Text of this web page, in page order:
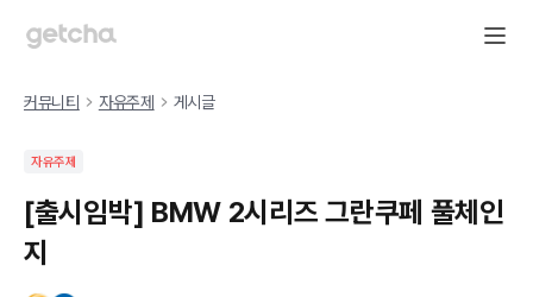
커뮤니티 자유주제 게시글
자유주제
[출시임박] BMW 2시리즈 그란쿠페 풀체인
지